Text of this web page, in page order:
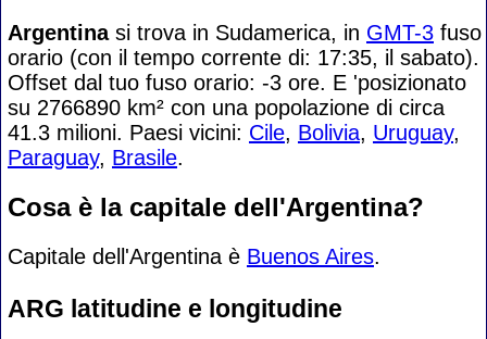
Argentinasi trova in Sudamerica, in GMT-3 fuso
orario (con il tempo corrente di: 17:35, il sabato).
Offset dal tuo fuso orario: -3 ore. E 'posizionato
su 2766890 km² con una popolazione di circa
41.3 milioni. Paesi vicini: Cile, Bolivia, Uruguay,
Paraguay, Brasile.
Cosa è la capitale dell'Argentina?
Capitale dell'Argentina è Buenos Aires.
ARG latitudine e longitudine